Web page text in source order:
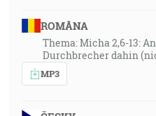
ROMÂNA
Thema: Micha 2,6-13:
Durchbrecher dahin
MP3